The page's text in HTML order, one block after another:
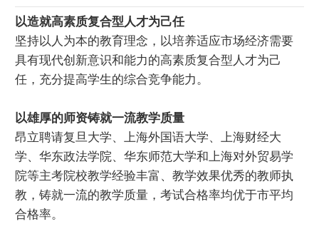
以造就高素质复合型人才为己任
坚持以人为本的教育理念，以培养适应市场经济需要
具有现代创新意识和能力的高素质复合型人才为己
任，充分提高学生的综合竞争能力。
以雄厚的师资铸就一流教学质量
昂立聘请复旦大学、上海外国语大学、上海财经大
学、华东政法学院、华东师范大学和上海对外贸易学
院等主考院校教学经验丰富、教学效果优秀的教师执
教，铸就一流的教学质量，考试合格率均优于市平均
合格率。